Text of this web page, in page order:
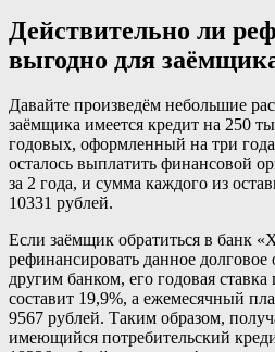
Действительно ли
выгодно для
Давайте произведём небольшие
заёмщика имеется кредит на 250
годовых, оформленный на три
осталось выплатить финансовой
за 2 года, и сумма каждого из
10331 рублей.
Если заёмщик обратиться в банк
рефинансировать данное долговое
другим банком, его годовая
составит 19,9%, а ежемесячный
9567 рублей. Таким образом,
имеющийся потребительский